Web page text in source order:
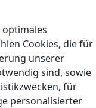
Cookies, die für
unserer
sind, sowie
für
personalisierter